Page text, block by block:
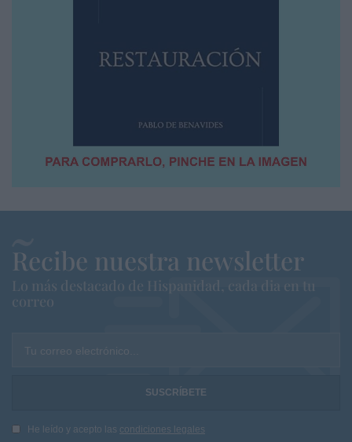
Recibe nuestra newsletter
Lo más destacado de Hispanidad, cada dia en tu
correo
Tu correo electrónico...
He leído y acepto las condiciones legales